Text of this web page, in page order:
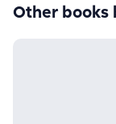
Other books